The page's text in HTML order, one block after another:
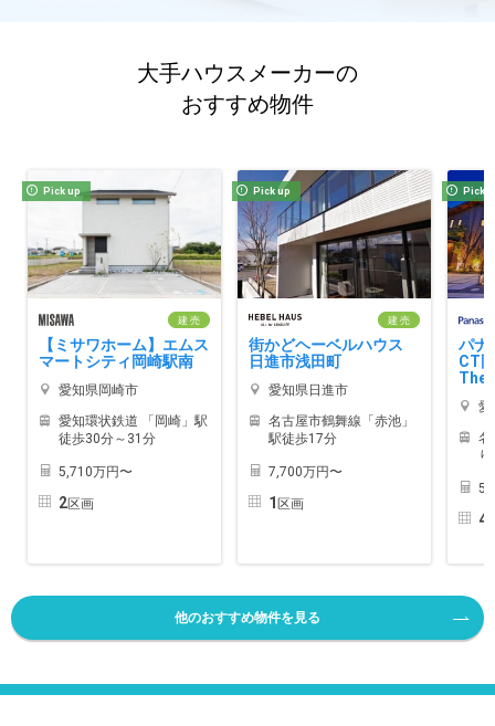
大手ハウスメーカーの
おすすめ物件
Pick up
建 売
【ミサワホーム】エムス
マートシティ岡崎駅南
愛知県岡崎市
愛知環状鉄道 「岡崎」駅
徒歩30分～31分
5,710万円〜
2区画
Pick up
建 売
街かどヘーベルハウス
日進市浅田町
愛知県日進市
名古屋市鶴舞線「赤池」
駅徒歩17分
7,700万円〜
1 区画
Pick
パナ
CT
愛
名
40
他のおすすめ物件を見る